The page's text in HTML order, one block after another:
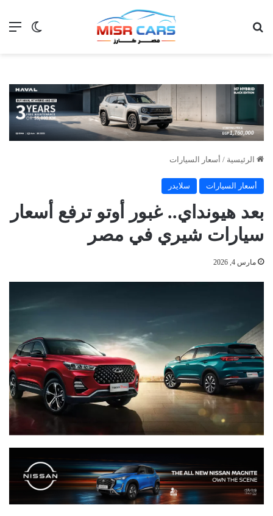
الوضع
الرئيسية / أسعار السيارات
أسعار السيارات سلايدر
بعد هيونداي.. غبور أوتو ترفع أسعار
سيارات شيري في مصر
مارس 4, 2026